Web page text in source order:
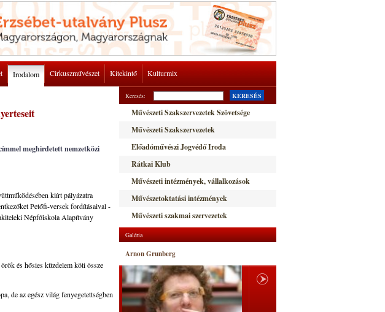
Irodalom Cirkuszművészet Kitekintő Kulturmix
meghirdetett nemzetközi
kiírt pályázatra
Petőfi-versek fordításaival -
Népfőiskola Alapítvány
és hősies küzdelem köti össze
de az egész világ fenyegetettségben
Keresés: KERESÉS
Művészeti Szakszervezetek Szövetsége
Művészeti Szakszervezetek
Előadóművészi Jogvédő Iroda
Rátkai Klub
Művészeti intézmények, vállalkozások
Művészetoktatási intézmények
Művészeti szakmai szervezetek
Galéria
Arnon Grunberg